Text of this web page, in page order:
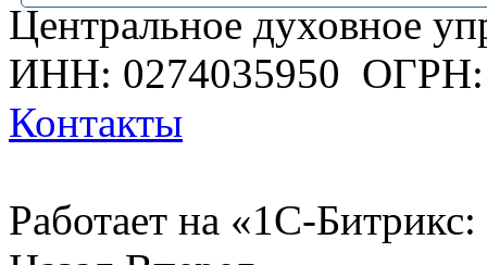
Центральное духовное
ИНН: 0274035950 ОГРН:
Контакты
Работает на «1С-